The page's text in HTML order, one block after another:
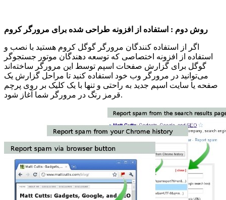
روش دوم : استفاده از افزونه طراحی شده برای مرورگر کروم
اگر از استفاده کنندگان مرورگر گوگل کروم هستید با نصب و
استفاده از افزونه اختصاصی که توسعه دهندگان موتور جستجوگر
گوگل برای گزارش صفحات اسپم توسط این مرورگر ساخته‌اند
می‌توانید در مرورگر وب خود استفاده کنید تا مراحل گزارش یک
صفحه یا سایت اسپم جدید به راحتی و تنها با یک کلیک بر روی پرچم
قرمز رنگ در مرورگر شما آغاز شود.